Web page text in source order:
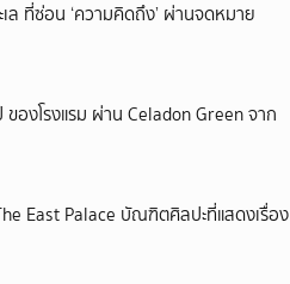
เล ที่ซ่อน ‘ความคิดถึง’ ผ่านจดหมาย
องโรงแรม ผ่าน Celadon Green จาก
East Palace บัณฑิตศิลปะที่แสดงเรื่อง